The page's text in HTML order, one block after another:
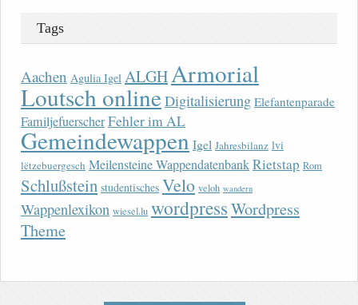
Tags
Aachen Agulia Igel ALGHArmorial
Loutsch onlineDigitalisierung Elefantenparade
FamiljefuerscherFehler im AL
Gemeindewappen Igel Jahresbilanz lvi
lëtzebuergesch Meilensteine WappendatenbankRietstap Rom
Schlußstein studentisches Velo veloh wandern
Wappenlexikon wiesel.lu wordpressWordpress
Theme